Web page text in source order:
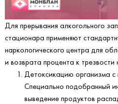
Для прерывания алкогольного
стационара применяют
наркологического центра для
и возврата процента к трезвости
Детоксикацию организма
Специально подобранный
выведение продуктов